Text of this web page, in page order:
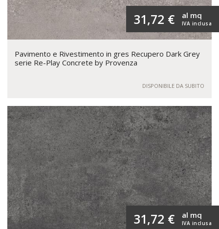
31,72 € IVA inclusa
al mq
Pavimento e Rivestimento in gres Recupero Dark Grey
serie Re-Play Concrete by Provenza
DISPONIBILE DA SUBITO
31,72 € IVA inclusa
al mq